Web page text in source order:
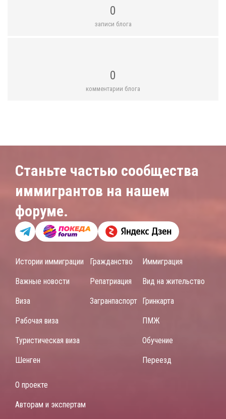
0
записи блога
0
комментарии блога
Станьте частью сообщества
иммигрантов на нашем
форуме.
Истории иммиграции
Важные новости
Виза
Рабочая виза
Туристическая виза
Шенген
Гражданство
Репатриация
Загранпаспорт
Иммиграция
Вид на жительство
Гринкарта
ПМЖ
Обучение
Переезд
О проекте
Авторам и экспертам